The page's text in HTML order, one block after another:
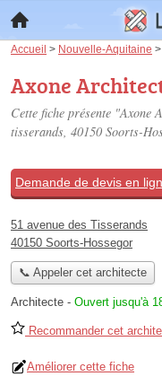
Accueil > Nouvelle-Aquitaine >
Axone
Cette fiche présente "Axone
tisserands, 40150 Soorts-
Demande de devis en
51 avenue des Tisserands
40150 Soorts-Hossegor
📞 Appeler cet architecte
Architecte - Ouvert jusqu'à
Recommander cet
Améliorer cette fiche